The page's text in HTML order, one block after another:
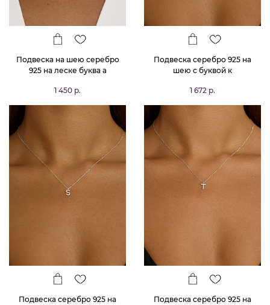
Подвеска на шею серебро
925 на леске буква а
1 450 р.
Подвеска серебро 925 на
шею с буквой к
1 672 р.
Подвеска серебро 925 на
Подвеска серебро 925 на